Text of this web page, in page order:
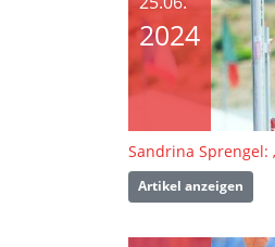
2024
Artikel anzeigen